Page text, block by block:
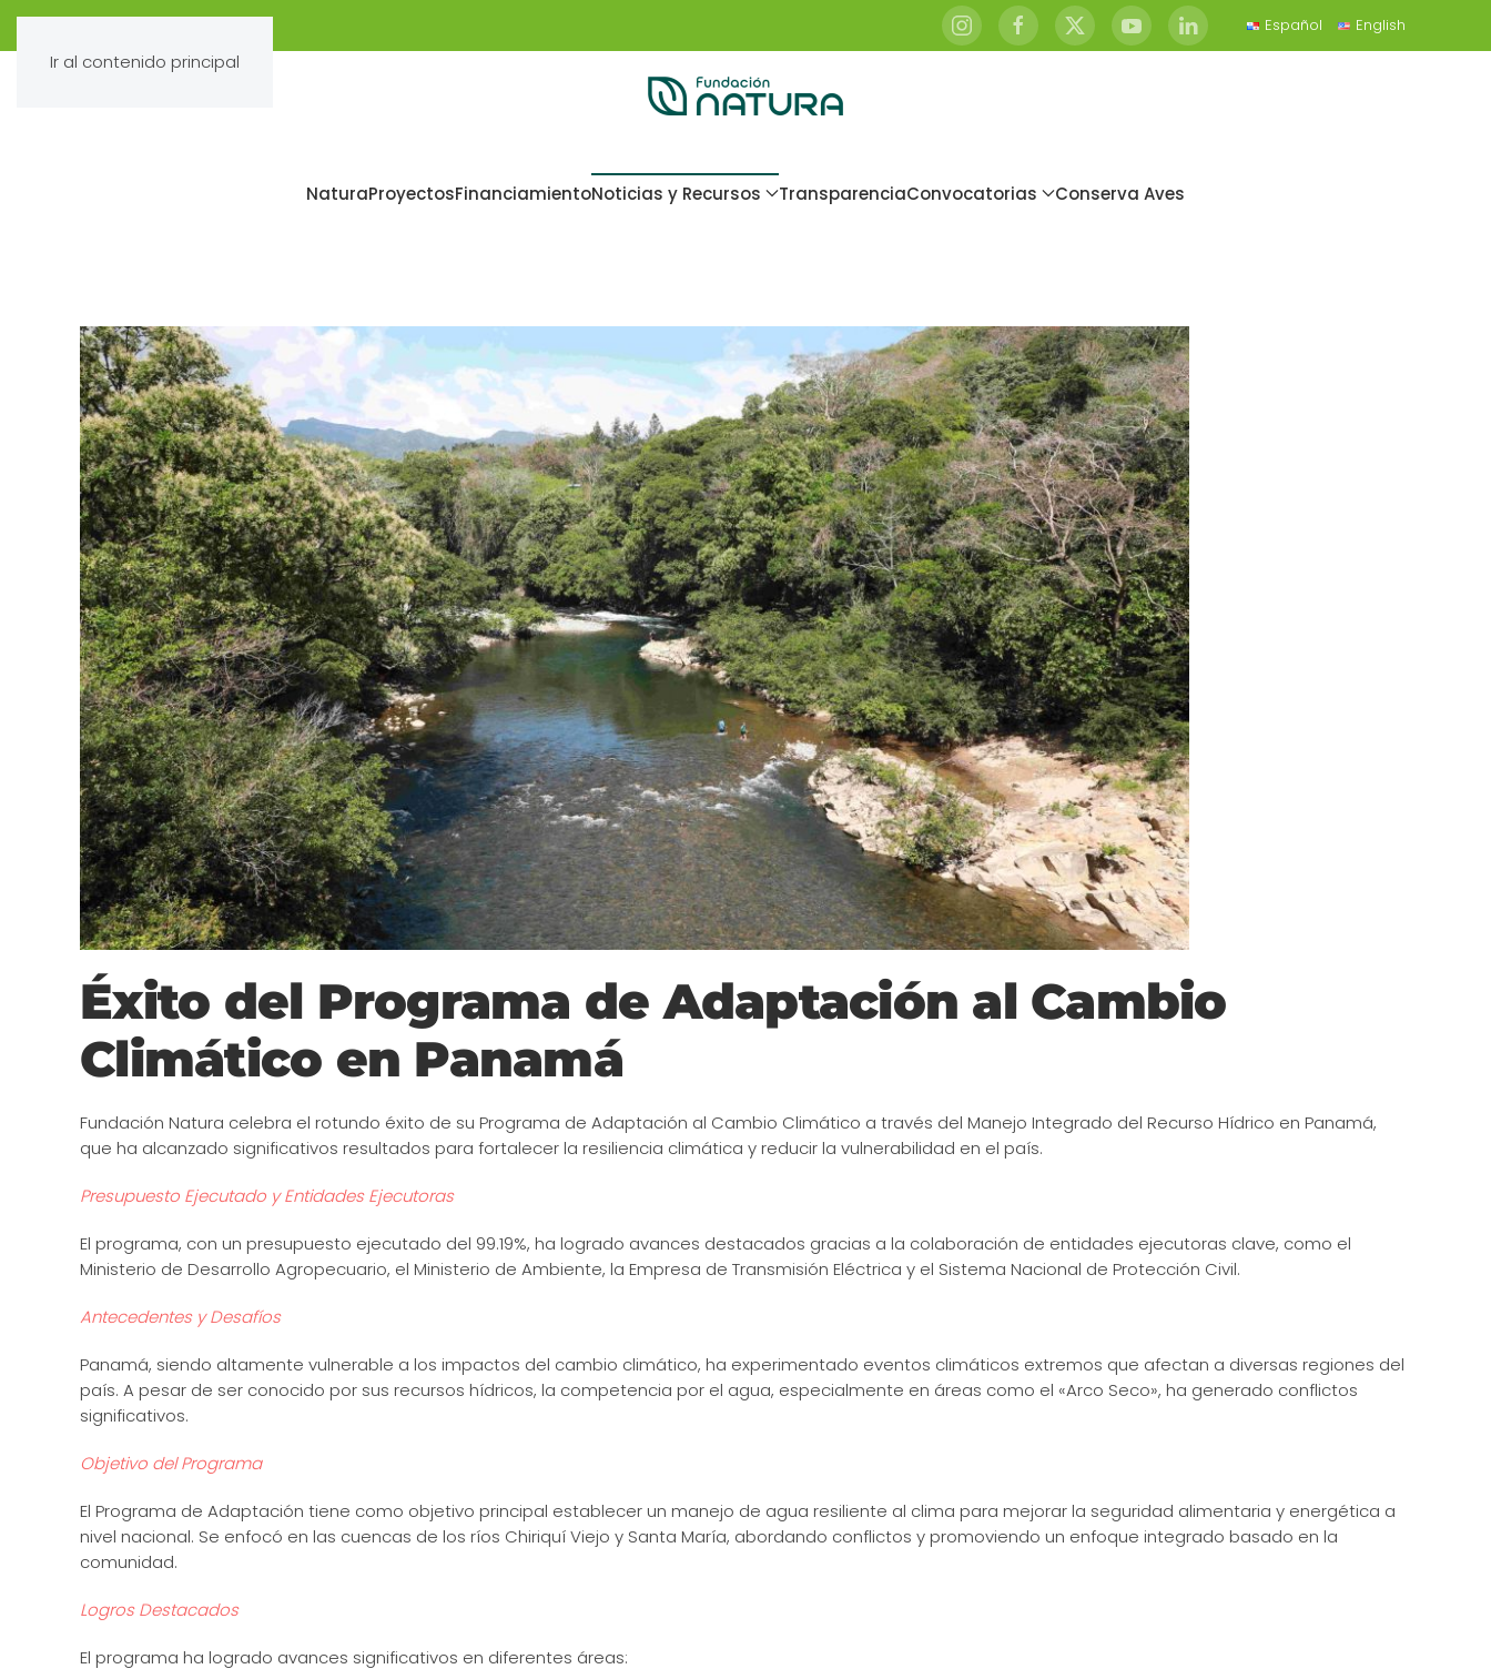
Ir al contenido principal
Español English
NaturaProyectosFinanciamientoNoticias y Recursos TransparenciaConvocatorias Conserva Aves
Éxito del Programa de Adaptación al Cambio
Climático en Panamá
Fundación Natura celebra el rotundo éxito de su Programa de Adaptación al Cambio Climático a través del Manejo Integrado del Recurso Hídrico en Panamá,
que ha alcanzado significativos resultados para fortalecer la resiliencia climática y reducir la vulnerabilidad en el país.
Presupuesto Ejecutado y Entidades Ejecutoras
El programa, con un presupuesto ejecutado del 99.19%, ha logrado avances destacados gracias a la colaboración de entidades ejecutoras clave, como el
Ministerio de Desarrollo Agropecuario, el Ministerio de Ambiente, la Empresa de Transmisión Eléctrica y el Sistema Nacional de Protección Civil.
Antecedentes y Desafíos
Panamá, siendo altamente vulnerable a los impactos del cambio climático, ha experimentado eventos climáticos extremos que afectan a diversas regiones del
país. A pesar de ser conocido por sus recursos hídricos, la competencia por el agua, especialmente en áreas como el «Arco Seco», ha generado conflictos
significativos.
Objetivo del Programa
El Programa de Adaptación tiene como objetivo principal establecer un manejo de agua resiliente al clima para mejorar la seguridad alimentaria y energética a
nivel nacional. Se enfocó en las cuencas de los ríos Chiriquí Viejo y Santa María, abordando conflictos y promoviendo un enfoque integrado basado en la
comunidad.
Logros Destacados
El programa ha logrado avances significativos en diferentes áreas: